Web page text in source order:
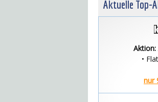
Aktuelle Top-
Aktion:
•
nur